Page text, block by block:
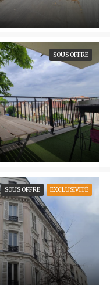
SOUS OFFRE
SOUS OFFRE EXCLUSIVITÉ